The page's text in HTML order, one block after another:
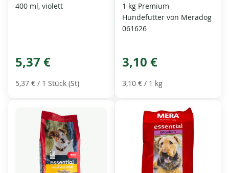
400 ml, violett
5,37 €
5,37 € / 1 Stück (St)
1 kg Premium
Hundefutter von Meradog
061626
3,10 €
3,10 € / 1 kg